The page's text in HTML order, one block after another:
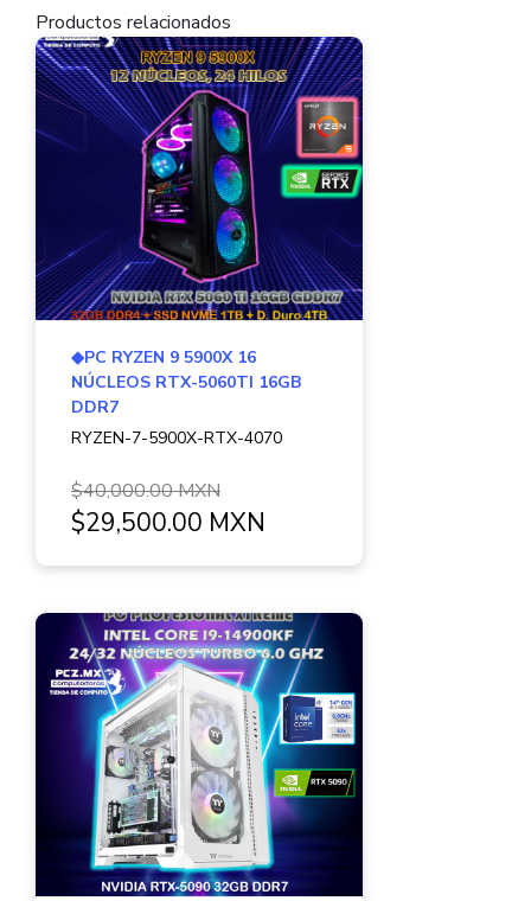
Productos relacionados
◆PC RYZEN 9 5900X 16
NÚCLEOS RTX-5060TI 16GB
DDR7
RYZEN-7-5900X-RTX-4070
$40,000.00 MXN
$29,500.00 MXN